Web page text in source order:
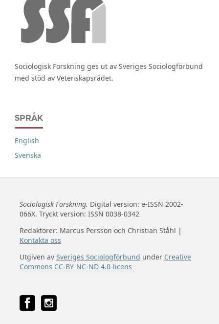
Sociologisk Forskning ges ut av Sveriges Sociologförbund
med stöd av Vetenskapsrådet.
SPRÅK
English
Svenska
Sociologisk Forskning. Digital version: e-ISSN 2002-
066X. Tryckt version: ISSN 0038-0342
Redaktörer: Marcus Persson och Christian Ståhl |
Kontakta oss
Utgiven av Sveriges Sociologförbund under Creative
Commons CC-BY-NC-ND 4.0-licens